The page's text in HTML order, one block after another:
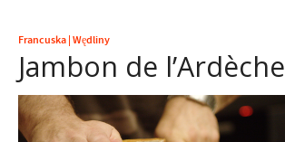
Francuska|Wędliny
Jambon de l’Ardèche